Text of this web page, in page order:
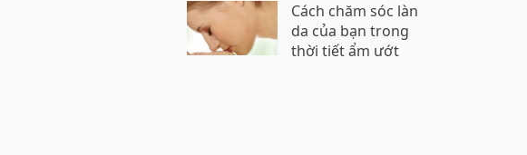
Cách chăm sóc làn
da của bạn trong
thời tiết ẩm ướt